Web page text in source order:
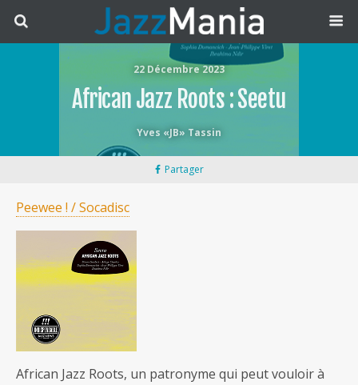
22 Décembre 2023
African Jazz Roots : Seetu
Yves «JB» Tassin
Partager
Peewee ! / Socadisc
African Jazz Roots, un patronyme qui peut vouloir à